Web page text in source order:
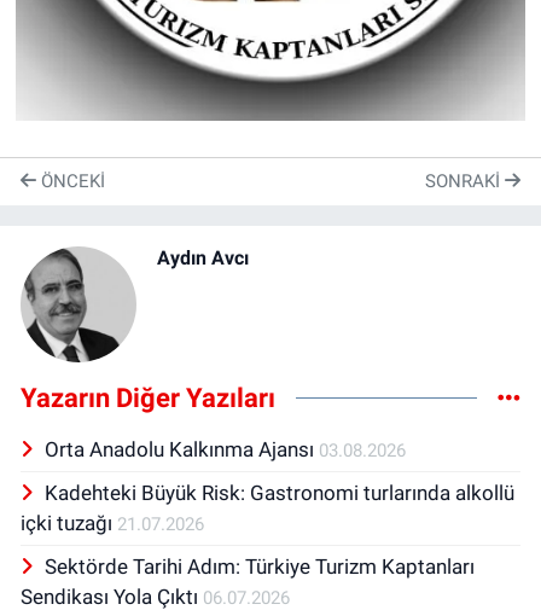
ÖNCEKI SONRAKI
Aydın Avcı
Yazarın Diğer Yazıları
Orta Anadolu Kalkınma Ajansı 03.08.2026
Kadehteki Büyük Risk: Gastronomi turlarında alkollü
içki tuzağı 21.07.2026
Sektörde Tarihi Adım: Türkiye Turizm Kaptanları
Sendikası Yola Çıktı 06.07.2026